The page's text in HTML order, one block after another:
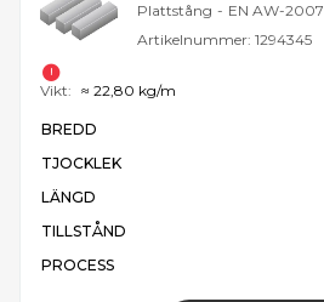
Plattstång - EN AW-2007
Artikelnummer: 1294345
BREDD
TJOCKLEK
LÄNGD
TILLSTÅND
PROCESS
Vikt: ≈ 22,80 kg/m